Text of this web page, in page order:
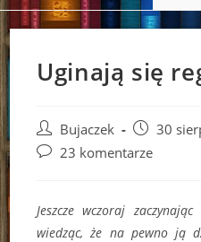
Uginają się
Post
author:
Bujaczek
Post
published:
30
Post23 komentarze
Jeszcze wczoraj
wiedząc, że na pewno ją